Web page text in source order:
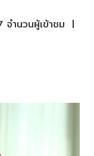
จำนวนผู้เข้าชม |